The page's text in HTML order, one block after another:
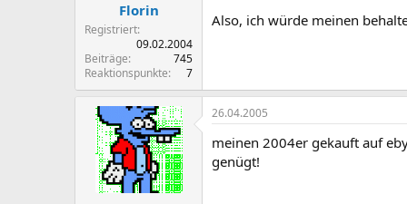
Florin
Registriert
09.02.2004
Beiträge
745
Reaktionspunkte
7
Also, ich würde meinen
26.04.2005
meinen 2004er gekauft auf
genügt!